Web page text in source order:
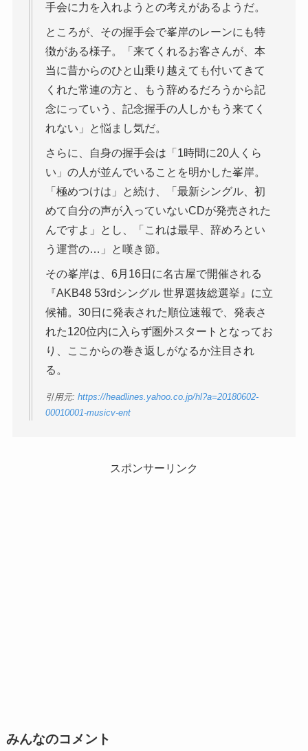
手会に力を入れようとの考えがあるようだ。
ところが、その握手会で峯岸のレーンにも特
徴がある様子。「来てくれるお客さんが、本
当に昔からのひと山乗り越えても付いてきて
くれた常連の方と、もう辞めるだろうから記
念にっていう、記念握手の人しかもう来てく
れない」と悩まし気だ。
さらに、自身の握手会は「1時間に20人くら
い」の人が並んでいることを明かした峯岸。
「極めつけは」と続け、「最新シングル、初
めて自分の声が入っていないCDが発売された
んですよ」とし、「これは最早、辞めろとい
う運営の…」と嘆き節。
その峯岸は、6月16日に名古屋で開催される
『AKB48 53rdシングル 世界選抜総選挙』に立
候補。30日に発表された順位速報で、発表さ
れた120位内に入らず圏外スタートとなってお
り、ここからの巻き返しがなるか注目され
る。
引用元: https://headlines.yahoo.co.jp/hl?a=20180602-
00010001-musicv-ent
スポンサーリンク
みんなのコメント